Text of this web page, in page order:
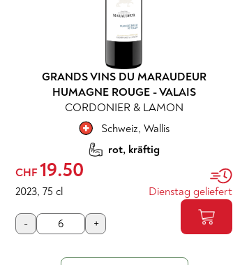
GRANDS VINS DU MARAUDEUR
HUMAGNE ROUGE - VALAIS
CORDONIER & LAMON
Schweiz, Wallis
rot, kräftig
CHF 19.50
2023, 75 cl Dienstag geliefert
- +